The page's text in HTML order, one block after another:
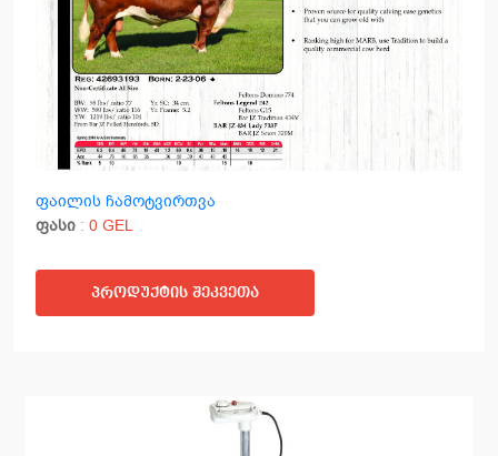
ფაილის ჩამოტვირთვა
ფასი : 0 GEL
პროდუქტის შეკვეთა